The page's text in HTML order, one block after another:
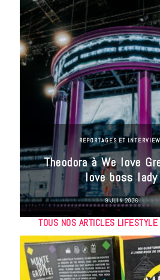
REPORTAGES ET
Theodora à We love
love boss lady
9 JUIN 2026
TOUS NOS ARTICLES